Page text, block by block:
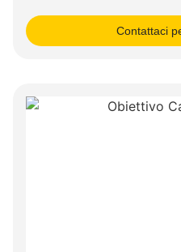
Contattaci